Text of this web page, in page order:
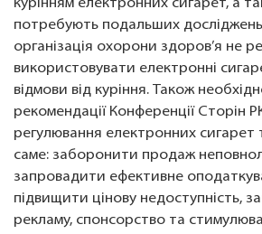
курінням електронних сигарет, а
потребують подальших
організація охорони здоров’я не
використовувати електронні
відмови від куріння. Також
рекомендації Конференції
регулювання електронних сигарет
саме: заборонити продаж
запровадити ефективне
підвищити цінову недоступність,
рекламу, спонсорство та